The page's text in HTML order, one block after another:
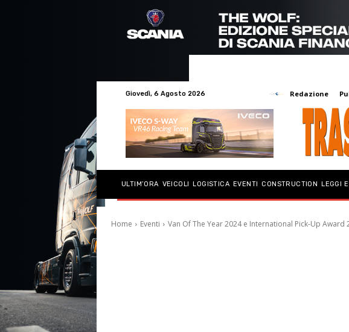
Giovedì, 6 Agosto 2026 Redazione
ULTIM’ORA VEICOLI LOGISTICA EVENTI CONSTRUCTION LEGGI
Home Eventi Van Of The Year 2024 e International Pick-Up Award